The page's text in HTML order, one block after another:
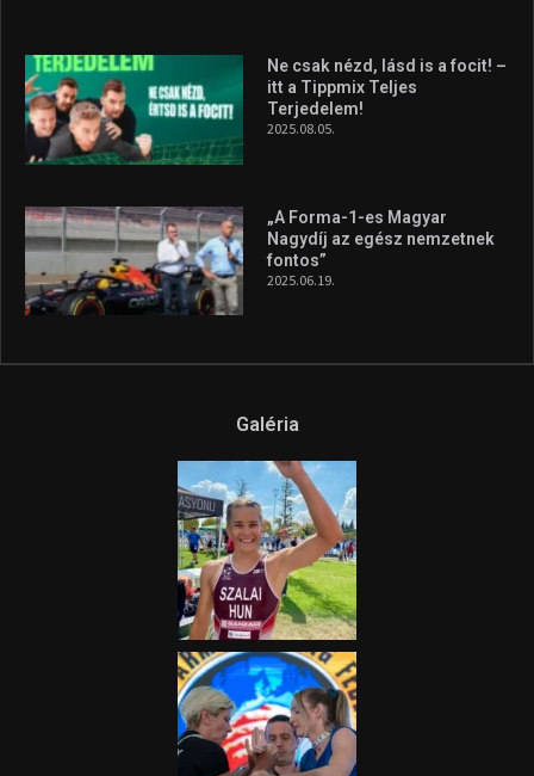
Ne csak nézd, lásd is a focit! –
itt a Tippmix Teljes
Terjedelem!
2025.08.05.
„A Forma-1-es Magyar
Nagydíj az egész nemzetnek
fontos”
2025.06.19.
Galéria